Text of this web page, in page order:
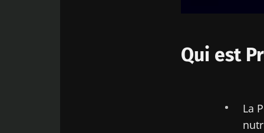
Qui est
La